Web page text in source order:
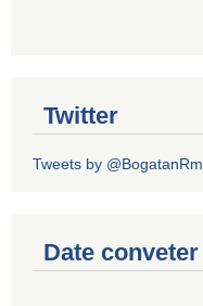
Twitter
Tweets by @BogatanRm
Date conveter